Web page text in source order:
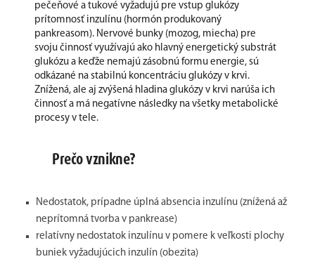
pečeňové a tukové vyžadujú pre vstup glukózy
prítomnosť inzulínu (hormón produkovaný
pankreasom). Nervové bunky (mozog, miecha) pre
svoju činnosť využívajú ako hlavný energetický substrát
glukózu a keďže nemajú zásobnú formu energie, sú
odkázané na stabilnú koncentráciu glukózy v krvi.
Znížená, ale aj zvýšená hladina glukózy v krvi narúša ich
činnosť a má negatívne následky na všetky metabolické
procesy v tele.
Prečo vznikne?
Nedostatok, prípadne úplná absencia inzulínu (znížená až
neprítomná tvorba v pankrease)
relatívny nedostatok inzulínu v pomere k veľkosti plochy
buniek vyžadujúcich inzulín (obezita)